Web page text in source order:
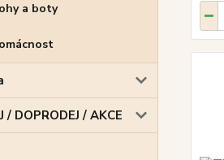
a boty
/ DOPRODEJ / AKCE